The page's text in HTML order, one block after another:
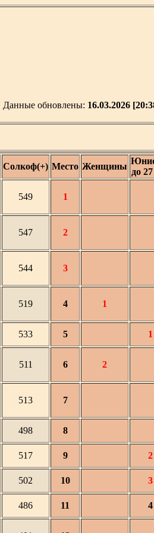
Данные обновлены: 16.03.2026
Солкоф(+) Место Женщины
до
549 1
547 2
544 3
519 4 1
533 5 1
511 6 2
513 7
498 8
517 9 2
502 10 3
486 11 4